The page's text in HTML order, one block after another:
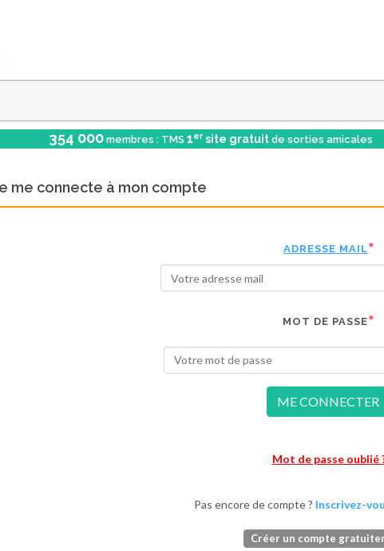
354 000 membres : TMS 1er site gratuit de sorties amicales
me connecte à mon compte
ADRESSE MAIL
MOT DE PASSE
ME CONNECTER
Mot de passe oublié
Pas encore de compte ? Inscrivez-
Créer un compte